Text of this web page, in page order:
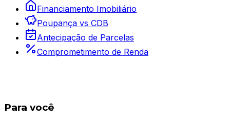
Financiamento Imobiliário
Poupança vs CDB
Antecipação de Parcelas
Comprometimento de Renda
Para você